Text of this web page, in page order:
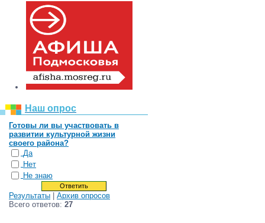
Наш опрос
Готовы ли вы участвовать в
развитии культурной жизни
своего района?
Да
Нет
Не знаю
Результаты
Архив опросов
Всего ответов: 27